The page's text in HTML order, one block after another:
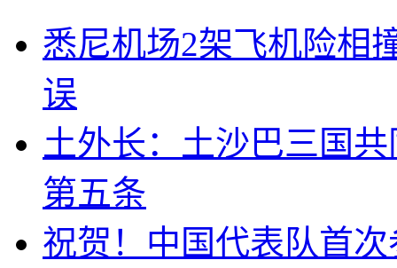
悉尼机场2架飞机险相
误
土外长：土沙巴三国
第五条
祝贺！中国代表队首